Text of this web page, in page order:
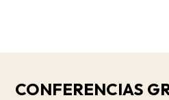
CONFERENCIAS